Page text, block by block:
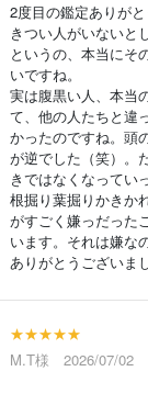
2度目の鑑定ありがと
きつい人がいないと
というの、本当にそ
いですね。
実は腹黒い人、本当
て、他の人たちと違
かったのですね。頭
が逆でした（笑）。
きではなくなってい
根掘り葉掘りかきか
がすごく嫌っだった
います。それは嫌な
ありがとうございま
★★★★★
M.T様 2026/07/02